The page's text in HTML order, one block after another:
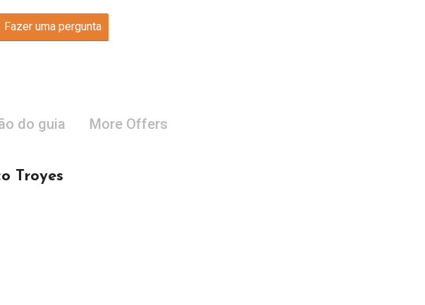
Fazer uma pergunta
do guia More Offers
Troyes